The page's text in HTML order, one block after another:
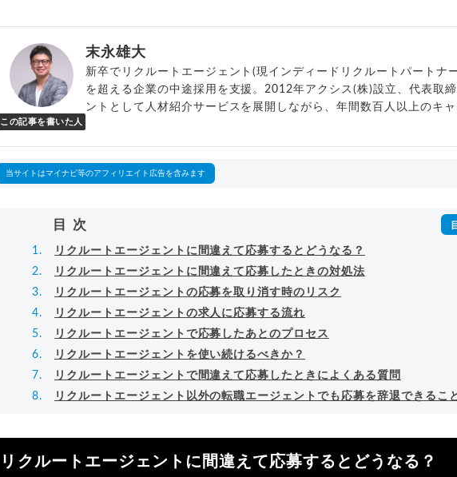
この記事を書いた人
末永雄大
新卒でリクルートエージェント(現インディードリクルートパートナ
を超える企業の中途採用を支援。2012年アクシス(株)設立、代表取
ントとして人材紹介サービスを展開しながら、年間数百人以上のキ
当サイトはマイナビ等のアフィリエイト広告を含みます
目次
リクルートエージェントに間違えて応募するとどうなる？
リクルートエージェントに間違えて応募したときの対処法
リクルートエージェントの応募を取り消す時のリスク
リクルートエージェントの求人に応募する流れ
リクルートエージェントで応募したあとのプロセス
リクルートエージェントを使い続けるべきか？
リクルートエージェントで間違えて応募したときによくある質問
リクルートエージェント以外の転職エージェントでも応募を辞退できるこ
リクルートエージェントに間違えて応募するとどうなる？